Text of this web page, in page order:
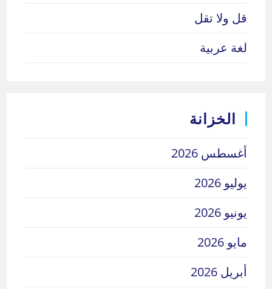
قل ولا تقل
لغة عربية
الخزانة
أغسطس 2026
يوليو 2026
يونيو 2026
مايو 2026
أبريل 2026